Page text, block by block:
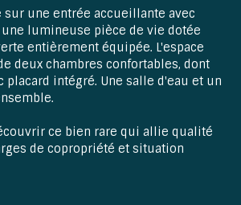
sur une entrée accueillante avec
une lumineuse pièce de vie dotée
entièrement équipée. L'espace
deux chambres confortables, dont
placard intégré. Une salle d'eau et un
ce bien rare qui allie qualité
de copropriété et situation